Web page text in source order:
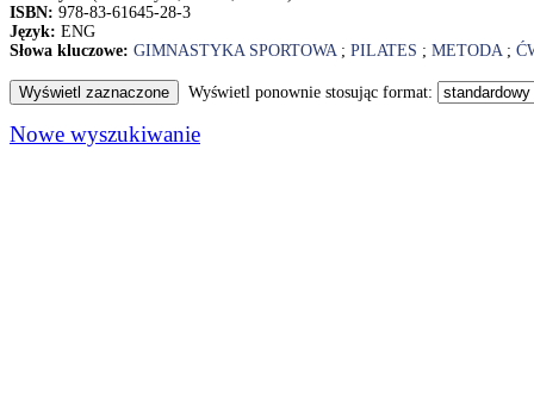
ISBN: 978-83-61645-28-3
Język: ENG
Słowa kluczowe: GIMNASTYKA SPORTOWA; PILATES ; METODA;
Wyświetl ponownie stosując format:
Nowe wyszukiwanie